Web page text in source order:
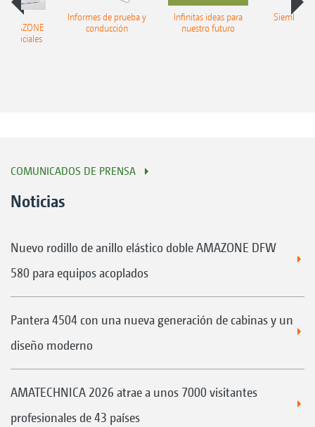
AMAZONE
sociales
Informes de prueba y
conducción
Infinitas ideas para
nuestro futuro
Siembra
COMUNICADOS DE PRENSA
Noticias
Nuevo rodillo de anillo elástico doble AMAZONE DFW
580 para equipos acoplados
Pantera 4504 con una nueva generación de cabinas y un
diseño moderno
AMATECHNICA 2026 atrae a unos 7000 visitantes
profesionales de 43 países